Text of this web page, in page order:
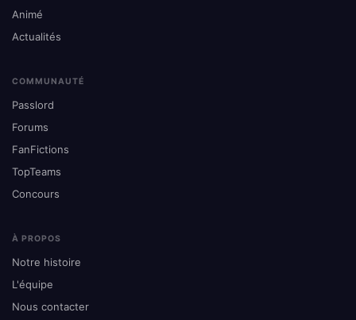
Animé
Actualités
COMMUNAUTÉ
Passlord
Forums
FanFictions
TopTeams
Concours
À PROPOS
Notre histoire
L'équipe
Nous contacter